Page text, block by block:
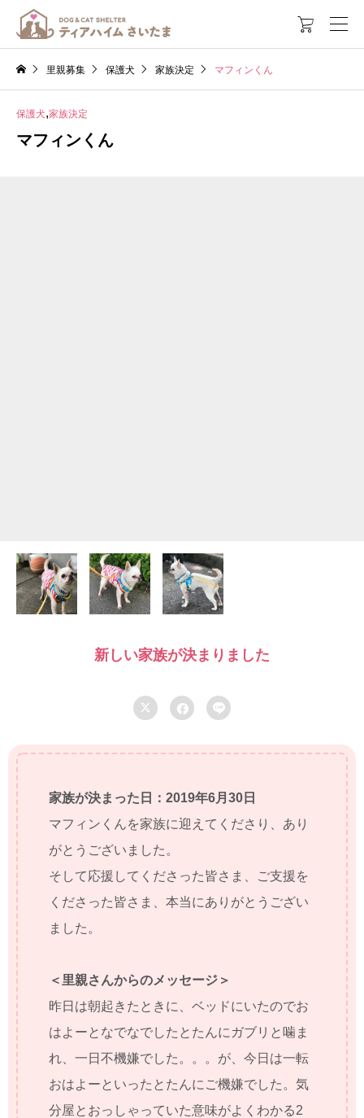

里親募集 保護犬 家族決定 マフィンくん
保護犬,家族決定
マフィンくん
新しい家族が決まりました
  
家族が決まった日：2019年6月30日
マフィンくんを家族に迎えてくださり、あり
がとうございました。
そして応援してくださった皆さま、ご支援を
くださった皆さま、本当にありがとうござい
ました。
＜里親さんからのメッセージ＞
昨日は朝起きたときに、ベッドにいたのでお
はよーとなでなでしたとたんにガブリと噛ま
れ、一日不機嫌でした。。。が、今日は一転
おはよーといったとたんにご機嫌でした。気
分屋とおっしゃっていた意味がよくわかる2